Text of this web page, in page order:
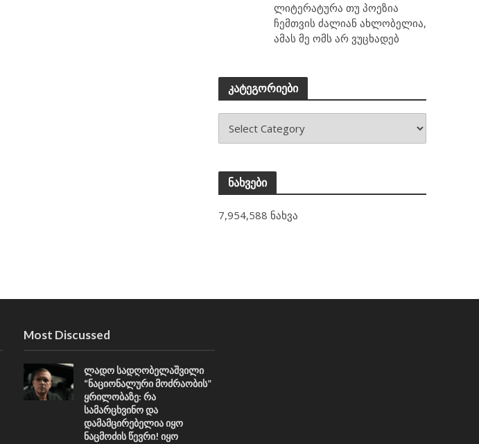
ლიტერატურა თუ პოეზია
ჩემთვის ძალიან ახლობელია,
ამას მე ომს არ ვუცხადებ
კატეგორიები
ნახვები
7,954,588 ნახვა
Most Discussed
ლადო სადღობელაშვილი
“ნაციონალური მოძრაობის”
ყრილობაზე: რა
სამარცხვინო და
დამამცირებელია იყო
ნაცმოძის წევრი! იყო